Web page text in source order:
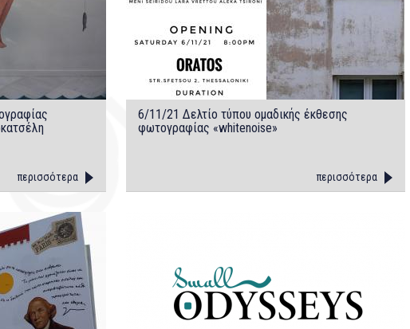
περισσότερα
6/11/21 Δελτίο τύπου ομαδικής έκθεσης
φωτογραφίας «whitenoise»
περισσότερα